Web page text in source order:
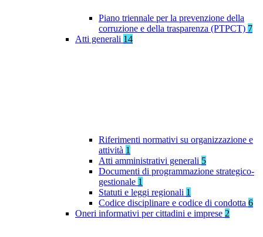
Piano triennale per la prevenzione della
corruzione e della trasparenza (PTPCT) 7
Atti generali 14
Riferimenti normativi su organizzazione e
attività 1
Atti amministrativi generali 5
Documenti di programmazione strategico-
gestionale 1
Statuti e leggi regionali 1
Codice disciplinare e codice di condotta 6
Oneri informativi per cittadini e imprese 2